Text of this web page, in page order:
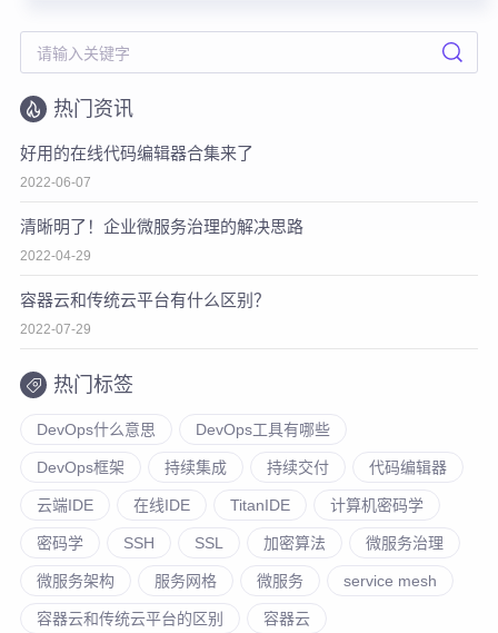
热门资讯
好用的在线代码编辑器合集来了
2022-06-07
清晰明了！企业微服务治理的解决思路
2022-04-29
容器云和传统云平台有什么区别？
2022-07-29
热门标签
DevOps什么意思 DevOps工具有哪些
DevOps框架 持续集成 持续交付 代码编辑器
云端IDE 在线IDE TitanIDE 计算机密码学
密码学 SSH SSL 加密算法 微服务治理
微服务架构 服务网格 微服务 service mesh
容器云和传统云平台的区别 容器云